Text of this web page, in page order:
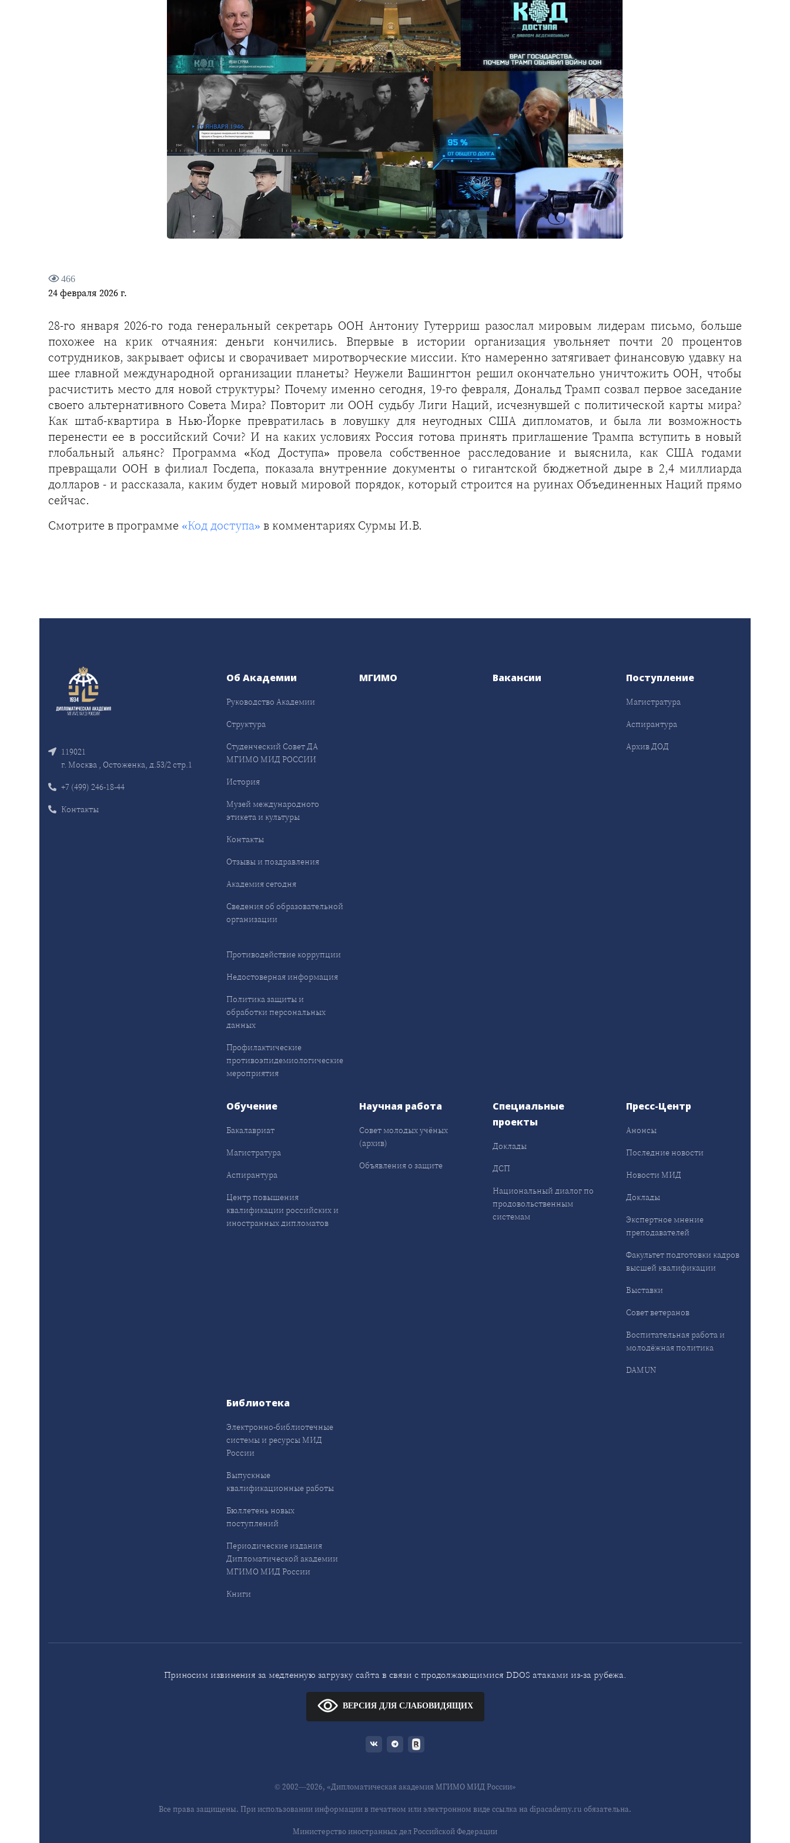
466
24 февраля 2026 г.
28-го января 2026-го года генеральный секретарь ООН Антониу Гутерриш разослал мировым лидерам письмо, больше
похожее на крик отчаяния: деньги кончились. Впервые в истории организация увольняет почти 20 процентов
сотрудников, закрывает офисы и сворачивает миротворческие миссии. Кто намеренно затягивает финансовую удавку на
шее главной международной организации планеты? Неужели Вашингтон решил окончательно уничтожить ООН, чтобы
расчистить место для новой структуры? Почему именно сегодня, 19-го февраля, Дональд Трамп созвал первое заседание
своего альтернативного Совета Мира? Повторит ли ООН судьбу Лиги Наций, исчезнувшей с политической карты мира?
Как штаб-квартира в Нью-Йорке превратилась в ловушку для неугодных США дипломатов, и была ли возможность
перенести ее в российский Сочи? И на каких условиях Россия готова принять приглашение Трампа вступить в новый
глобальный альянс? Программа «Код Доступа» провела собственное расследование и выяснила, как США годами
превращали ООН в филиал Госдепа, показала внутренние документы о гигантской бюджетной дыре в 2,4 миллиарда
долларов - и рассказала, каким будет новый мировой порядок, который строится на руинах Объединенных Наций прямо
сейчас.
Смотрите в программе «Код доступа» в комментариях Сурмы И.В.
119021
г. Москва , Остоженка, д.53/2 стр.1
+7 (499) 246-18-44
Контакты
Об Академии
Руководство Академии
Структура
Студенческий Совет ДА
МГИМО МИД РОССИИ
История
Музей международного
этикета и культуры
Контакты
Отзывы и поздравления
Академия сегодня
Сведения об образовательной
организации
Противодействие коррупции
Недостоверная информация
Политика защиты и
обработки персональных
данных
Профилактические
противоэпидемиологические
мероприятия
МГИМО Вакансии Поступление
Магистратура
Аспирантура
Архив ДОД
Обучение
Бакалавриат
Магистратура
Аспирантура
Центр повышения
квалификации российских и
иностранных дипломатов
Научная работа
Совет молодых учёных
(архив)
Объявления о защите
Специальные
проекты
Доклады
ДСП
Национальный диалог по
продовольственным
системам
Пресс-Центр
Анонсы
Последние новости
Новости МИД
Доклады
Экспертное мнение
преподавателей
Факультет подготовки кадров
высшей квалификации
Выставки
Совет ветеранов
Воспитательная работа и
молодёжная политика
DAMUN
Библиотека
Электронно-библиотечные
системы и ресурсы МИД
России
Выпускные
квалификационные работы
Бюллетень новых
поступлений
Периодические издания
Дипломатической академии
МГИМО МИД России
Книги
Приносим извинения за медленную загрузку сайта в связи с продолжающимися DDOS атаками из-за рубежа.
ВЕРСИЯ ДЛЯ СЛАБОВИДЯЩИХ
© 2002—2026, «Дипломатическая академия МГИМО МИД России»
Все права защищены. При использовании информации в печатном или электронном виде ссылка на dipacademy.ru обязательна.
Министерство иностранных дел Российской Федерации